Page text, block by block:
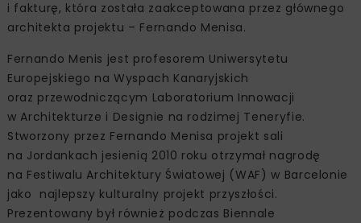
i fakturę, która została zaakceptowana przez głównego
architekta projektu – Fernando Menisa.
Fernando Menis jest profesorem Uniwersytetu
Europejskiego na Wyspach Kanaryjskich
oraz przewodniczącym Laboratorium Innowacji
w Architekturze i Designie na rodzimej Teneryfie.
Stworzony przez Fernando Menisa projekt sali
na Jordankach jesienią 2010 roku otrzymał nagrodę
na Festiwalu Architektury Światowej (WAF) w Barcelonie
jako najlepszy kulturalny projekt przyszłości.
Prezentowany był również podczas Biennale